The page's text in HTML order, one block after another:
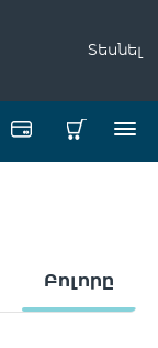
Տեսնել
Բոլորը